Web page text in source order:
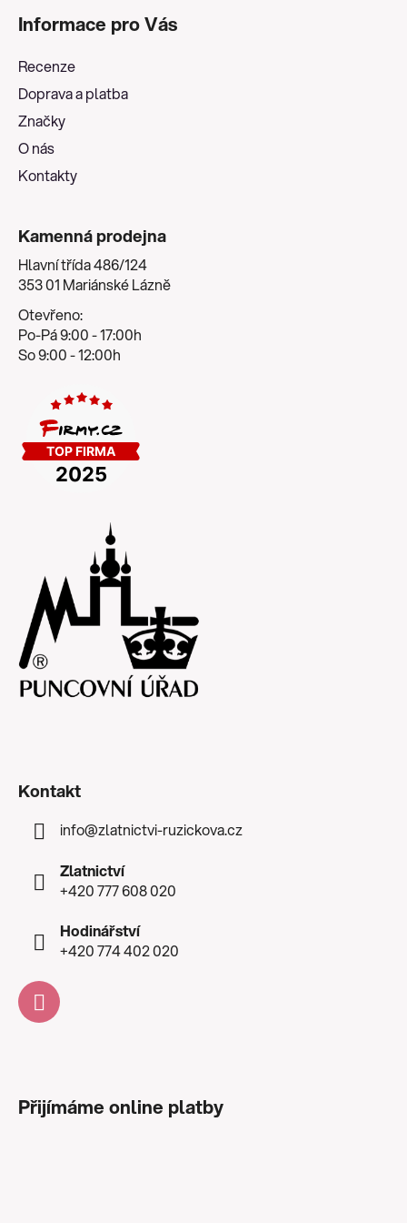
Informace pro Vás
Recenze
Doprava a platba
Značky
O nás
Kontakty
Kamenná prodejna
Hlavní třída 486/124
353 01 Mariánské Lázně
Otevřeno:
Po-Pá 9:00 - 17:00h
So 9:00 - 12:00h
Kontakt
info@zlatnictvi-ruzickova.cz
Zlatnictví
+420 777 608 020
Hodinářství
+420 774 402 020
Přijímáme online platby